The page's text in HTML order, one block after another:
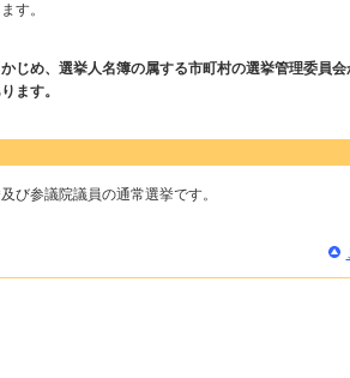
す。
じめ、選挙人名簿の属する市町村の選挙管理委員
ます。
び参議院議員の通常選挙です。